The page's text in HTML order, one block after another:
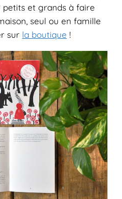
petits et grands à faire
seul ou en famille
sur la boutique !